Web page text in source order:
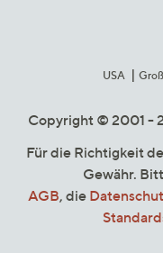
USA
Copyright © 2001 -
Für die Richtigkeit
Gewähr.
AGB, die